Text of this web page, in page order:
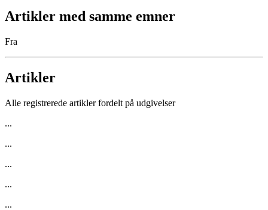
Artikler med samme emner
Fra
Artikler
Alle registrerede artikler fordelt på udgivelser
...
...
...
...
...